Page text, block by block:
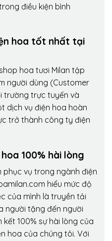
điều kiện bình
hoa tốt nhất tại
hoa tươi Milan tập
người dùng (Customer
trường trực tuyến và
dịch vụ điện hoa hoàn
trở thành công ty điện
100% hài lòng
phục vụ trong ngành điện
hiểu mức độ
của mình là truyền tải
người tặng đến người
100% sự hài lòng của
hoa của chúng tôi. Với